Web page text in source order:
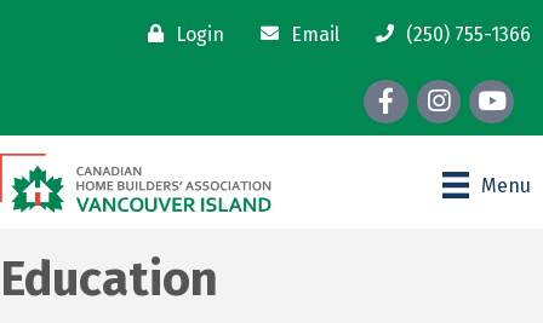
Login Email (250) 755-1366
FacebookInstagram
youtube
Menu
Education